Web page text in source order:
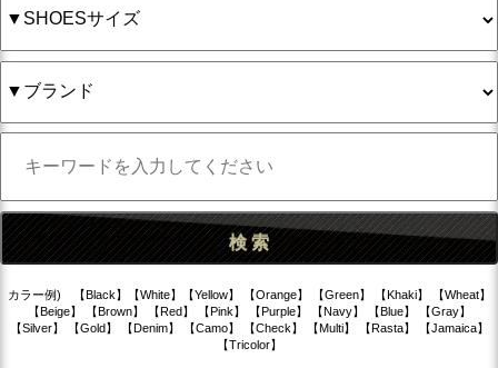
カラー例) 【Black】【White】【Yellow】 【Orange】 【Green】 【Khaki】 【Wheat】
【Beige】 【Brown】 【Red】 【Pink】 【Purple】 【Navy】 【Blue】 【Gray】
【Silver】 【Gold】 【Denim】 【Camo】 【Check】 【Multi】 【Rasta】 【Jamaica】
【Tricolor】